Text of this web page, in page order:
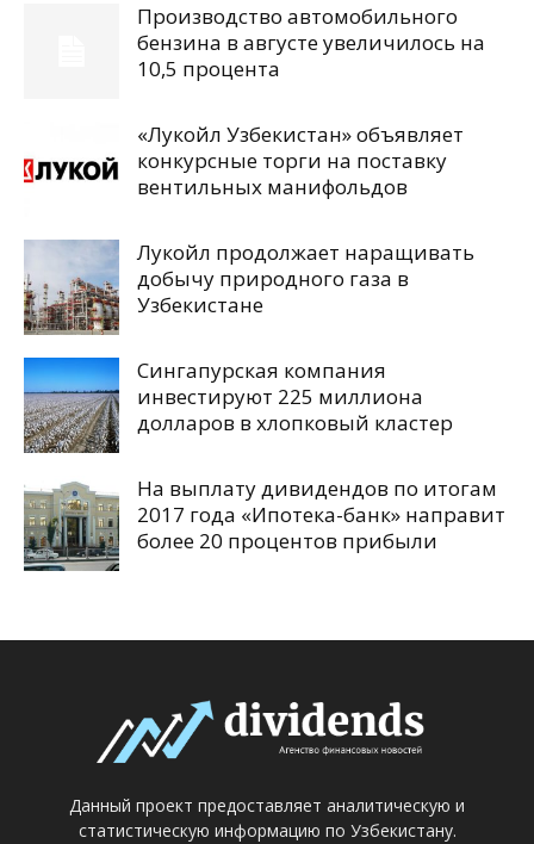
Производство автомобильного
бензина в августе увеличилось на
10,5 процента
«Лукойл Узбекистан» объявляет
конкурсные торги на поставку
вентильных манифольдов
Лукойл продолжает наращивать
добычу природного газа в
Узбекистане
Сингапурская компания
инвестируют 225 миллиона
долларов в хлопковый кластер
На выплату дивидендов по итогам
2017 года «Ипотека-банк» направит
более 20 процентов прибыли
Данный проект предоставляет аналитическую и
статистическую информацию по Узбекистану.